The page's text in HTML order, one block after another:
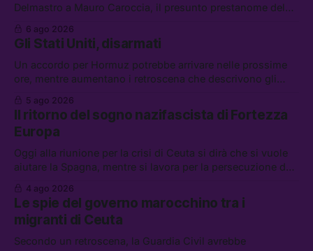
Delmastro a Mauro Caroccia, il presunto prestanome del
attacchi in Libano, il governo chiederà 36 miliardi di
flessibilità in armi e energia, e Grokipedia è già stata
abbandonata
6 ago 2026
Gli Stati Uniti, disarmati
Un accordo per Hormuz potrebbe arrivare nelle prossime
ore, mentre aumentano i retroscena che descrivono gli
chi aspetta i dispersi di Ceuta, il boom dei carburanti
diluiti, e quanti attivisti anti data center sono stati arrestati
5 ago 2026
Il ritorno del sogno nazifascista di Fortezza
Europa
Oggi alla riunione per la crisi di Ceuta si dirà che si vuole
aiutare la Spagna, mentre si lavora per la persecuzione dei
spontanei a Gaza, un giovane di 19 anni è morto sotto il
sole per raccogliere pomodori, e cosa dice l’AI Act europeo
4 ago 2026
Le spie del governo marocchino tra i
migranti di Ceuta
Secondo un retroscena, la Guardia Civil avrebbe